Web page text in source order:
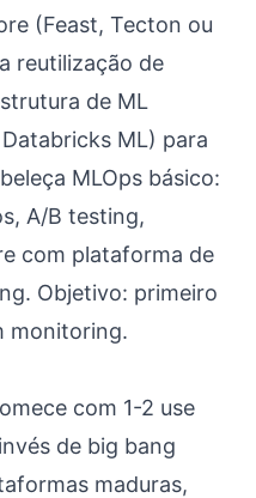
(Feast, Tecton ou
reutilização de
de ML
ML) para
MLOps básico:
A/B testing,
com plataforma de
Objetivo: primeiro
monitoring.
com 1-2 use
de big bang
maduras,